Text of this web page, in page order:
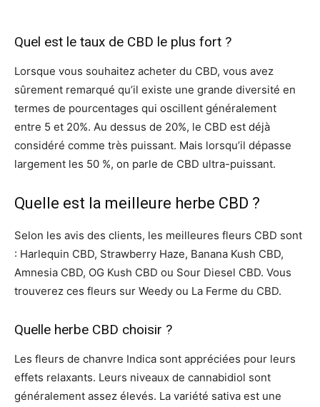
Quel est le taux de CBD le plus fort ?
Lorsque vous souhaitez acheter du CBD, vous avez
sûrement remarqué qu’il existe une grande diversité en
termes de pourcentages qui oscillent généralement
entre 5 et 20%. Au dessus de 20%, le CBD est déjà
considéré comme très puissant. Mais lorsqu’il dépasse
largement les 50 %, on parle de CBD ultra-puissant.
Quelle est la meilleure herbe CBD ?
Selon les avis des clients, les meilleures fleurs CBD sont
: Harlequin CBD, Strawberry Haze, Banana Kush CBD,
Amnesia CBD, OG Kush CBD ou Sour Diesel CBD. Vous
trouverez ces fleurs sur Weedy ou La Ferme du CBD.
Quelle herbe CBD choisir ?
Les fleurs de chanvre Indica sont appréciées pour leurs
effets relaxants. Leurs niveaux de cannabidiol sont
généralement assez élevés. La variété sativa est une